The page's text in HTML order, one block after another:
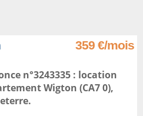
359 €/mois
n°3243335 : location
Wigton (CA7 0),
.